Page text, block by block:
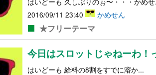
2016/09/11 23:40
かめせん
★フリーテーマ
今日はスロットじゃねーわ！
はいどーも 給料の8割をすでに溶か...